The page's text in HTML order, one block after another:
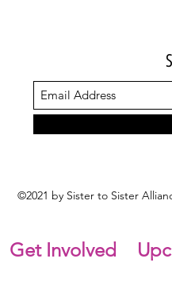
©2021 by Sister to Sister
Get Involved